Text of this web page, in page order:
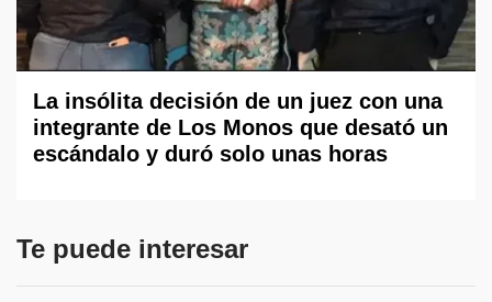
La insólita decisión de un juez con una
integrante de Los Monos que desató un
escándalo y duró solo unas horas
Te puede interesar